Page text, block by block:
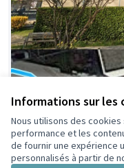
Informations sur les
Nous utilisons des
performance et les
de fournir une expérience
personnalisés à partir de